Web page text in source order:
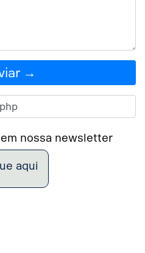
→
nossa newsletter
aqui